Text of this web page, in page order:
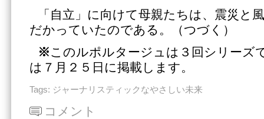
「自立」に向けて母親たちは、震災と
だかっていたのである。（つづく）
※このルポルタージュは３回シリーズ
は７月２５日に掲載します。
Tags: ジャーナリスティックなやさしい未来
コメント